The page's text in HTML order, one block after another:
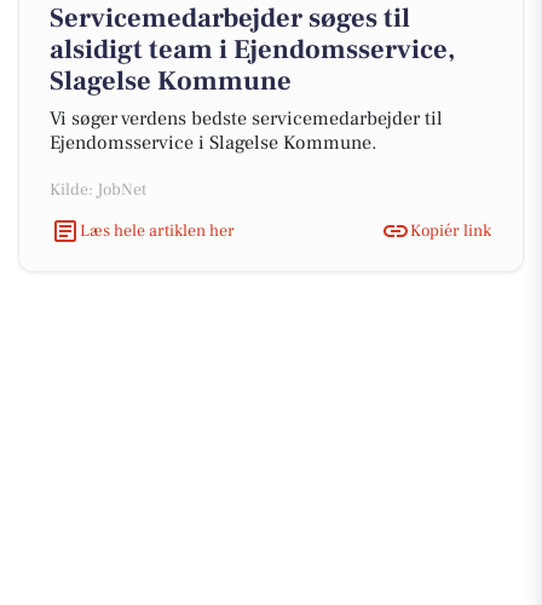
Servicemedarbejder søges til
alsidigt team i Ejendomsservice,
Slagelse Kommune
Vi søger verdens bedste servicemedarbejder til
Ejendomsservice i Slagelse Kommune.
Kilde: JobNet
Læs hele artiklen her
Kopiér link